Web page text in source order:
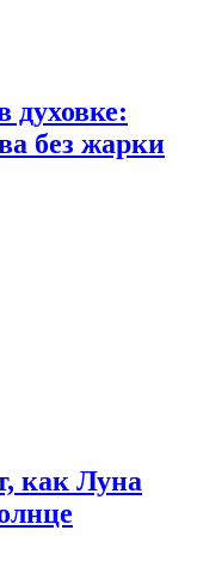
духовке:
без жарки
как Луна